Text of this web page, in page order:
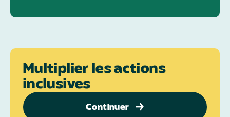
Multiplier les actions
inclusives
Continuer